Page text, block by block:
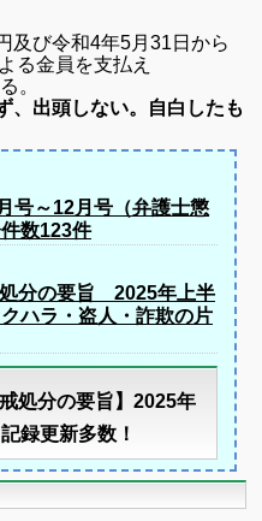
び令和4年5月31日から
る金員を支払え
。
、出頭しない。自白したも
号～12月号（弁護士懲
数123件
分の要旨 2025年上半
ハラ・盗人・詐欺の片
処分の要旨】2025年
録更新多数！